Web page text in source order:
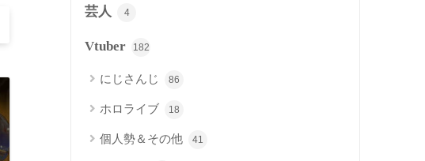
芸人 4
Vtuber 182
にじさんじ 86
ホロライブ 18
個人勢＆その他 41